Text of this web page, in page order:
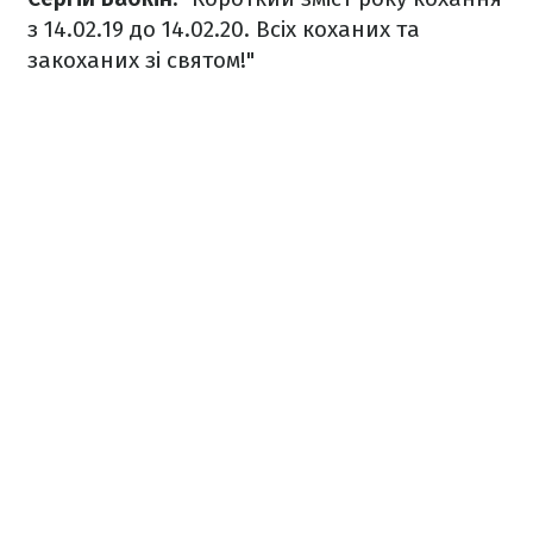
з 14.02.19 до 14.02.20. Всіх коханих та
закоханих зі святом!"